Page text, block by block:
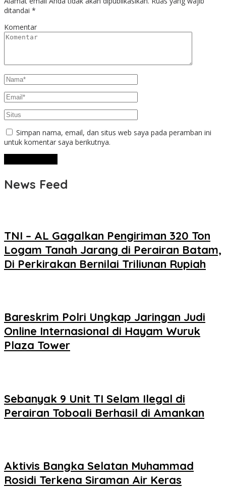
ditandai *
Komentar
Simpan nama, email, dan situs web saya pada peramban ini
untuk komentar saya berikutnya.
News Feed
TNI – AL Gagalkan Pengiriman 320 Ton
Logam Tanah Jarang di Perairan Batam,
Di Perkirakan Bernilai Triliunan Rupiah
Bareskrim Polri Ungkap Jaringan Judi
Online Internasional di Hayam Wuruk
Plaza Tower
Sebanyak 9 Unit TI Selam Ilegal di
Perairan Toboali Berhasil di Amankan
Aktivis Bangka Selatan Muhammad
Rosidi Terkena Siraman Air Keras